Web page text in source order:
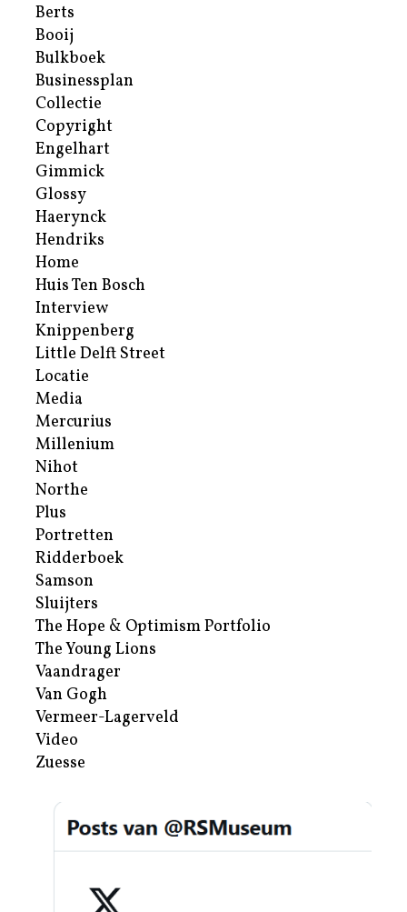
Berts
Booij
Bulkboek
Businessplan
Collectie
Copyright
Engelhart
Gimmick
Glossy
Haerynck
Hendriks
Home
Huis Ten Bosch
Interview
Knippenberg
Little Delft Street
Locatie
Media
Mercurius
Millenium
Nihot
Northe
Plus
Portretten
Ridderboek
Samson
Sluijters
The Hope & Optimism Portfolio
The Young Lions
Vaandrager
Van Gogh
Vermeer-Lagerveld
Video
Zuesse